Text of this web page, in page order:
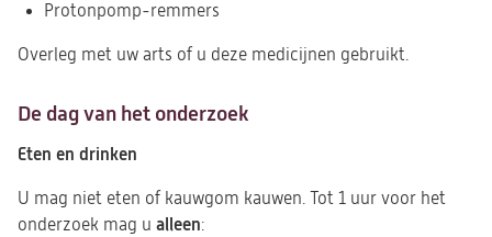
Protonpomp-remmers
Overleg met uw arts of u deze medicijnen gebruikt.
De dag van het onderzoek
Eten en drinken
U mag niet eten of kauwgom kauwen. Tot 1 uur voor het
onderzoek mag u alleen: